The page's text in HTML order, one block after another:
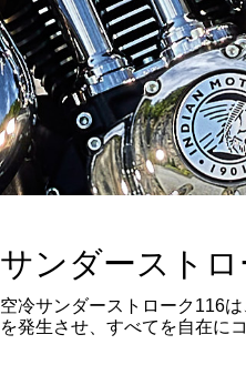
サンダーストロ
空冷サンダーストローク116
を発生させ、すべてを自在に